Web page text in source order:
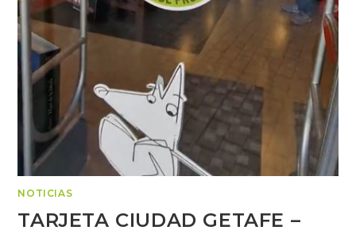
NOTICIAS
TARJETA CIUDAD GETAFE –